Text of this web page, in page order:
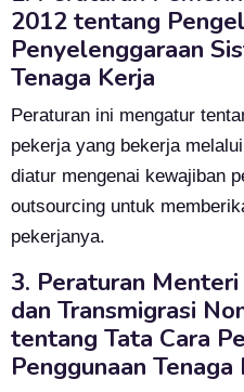
2012 tentang
Penyelenggaraan
Tenaga Kerja
Peraturan ini mengatur
pekerja yang bekerja
diatur mengenai kewajiban
outsourcing untuk
pekerjanya.
3. Peraturan
dan Transmigrasi
tentang Tata Cara
Penggunaan